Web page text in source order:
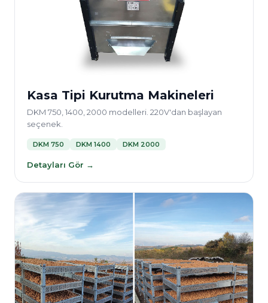
Kasa Tipi Kurutma Makineleri
DKM 750, 1400, 2000 modelleri. 220V'dan başlayan
seçenek.
DKM 750 DKM 1400 DKM 2000
Detayları Gör →